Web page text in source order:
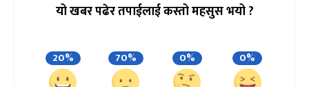
यो खबर पढेर तपाईलाई कस्तो महसुस भयो ?
20% 70% 0% 0%